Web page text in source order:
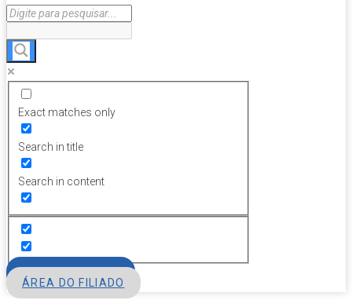
Exact matches only
Search in title
Search in content
ÁREA DO FILIADO